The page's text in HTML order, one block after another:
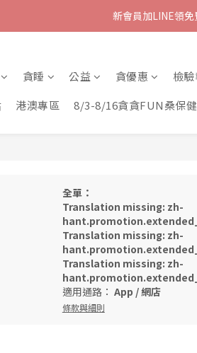
新會員加LINE領免
貪睡 公益 貪優惠 檢
港澳專區 8/3-8/16貪貪FUN桑保
全單：
Translation missing: zh-
Translation missing: zh-
Translation missing: zh-
適用通路： App /網店
條款與細則